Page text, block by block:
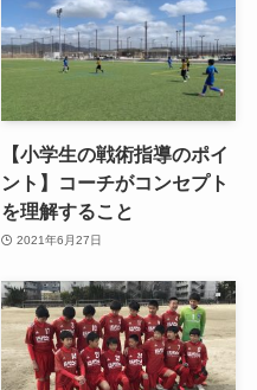
【小学生の戦術指導のポイ
ント】コーチがコンセプト
を理解すること
2021年6月27日